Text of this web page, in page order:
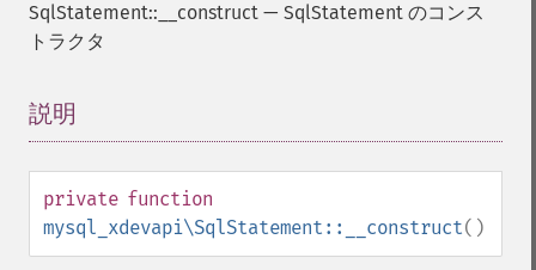
SqlStatement::__construct — SqlStatement のコンス
トラクタ
説明
private function
mysql_xdevapi\SqlStatement::__construct()